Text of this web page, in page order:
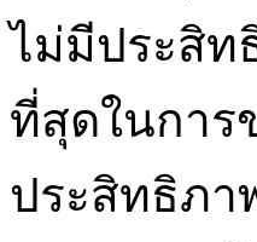
ไม่มีประสิท
ที่สุดในการ
ประสิทธิภา